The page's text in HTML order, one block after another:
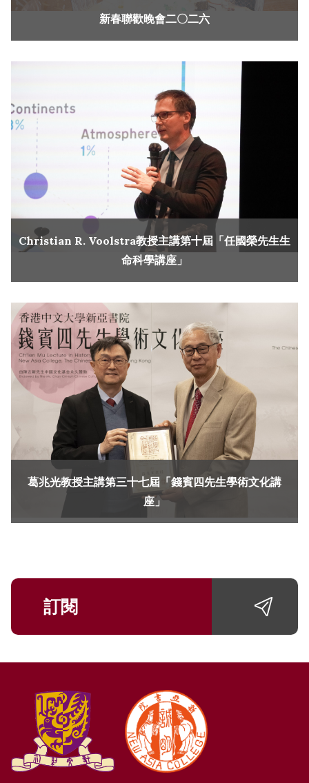
新春聯歡晚會二〇二六
Christian R. Voolstra教授主講第十屆「任國榮先生生
命科學講座」
葛兆光教授主講第三十七屆「錢賓四先生學術文化講
座」
訂閱